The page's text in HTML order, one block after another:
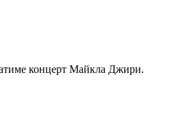
концерт Майкла Джири.